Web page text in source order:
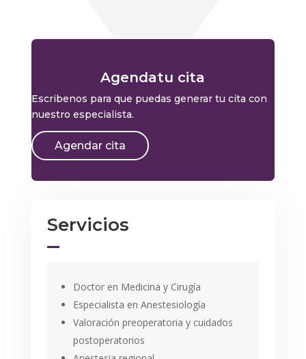
Agendatu cita
Escribenos para que puedas generar tu cita con
nuestro especialista.
Agendar cita
Servicios
Doctor en Medicina y Cirugía
Especialista en Anestesiología
Valoración preoperatoria y cuidados
postoperatorios